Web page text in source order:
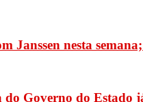
Janssen nesta
Governo do Estado